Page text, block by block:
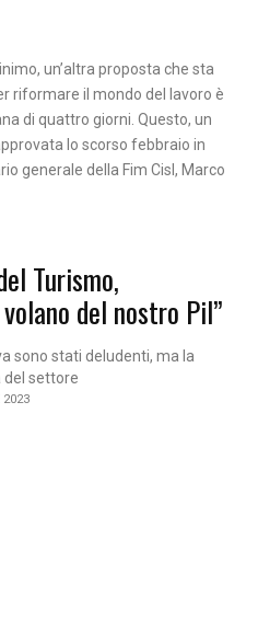
un’altra proposta che sta
riformare il mondo del lavoro è
di quattro giorni. Questo, un
lo scorso febbraio in
generale della Fim Cisl, Marco
Turismo,
del nostro Pil”
sono stati deludenti, ma la
settore
2023